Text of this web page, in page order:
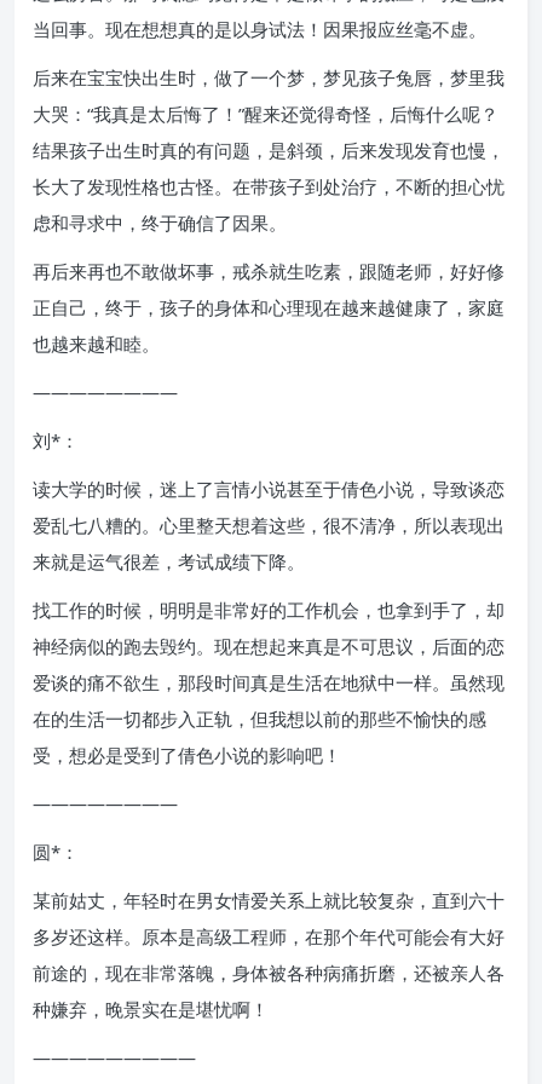
当回事。现在想想真的是以身试法！因果报应丝毫不虚。
后来在宝宝快出生时，做了一个梦，梦见孩子兔唇，梦里我
大哭：“我真是太后悔了！”醒来还觉得奇怪，后悔什么呢？
结果孩子出生时真的有问题，是斜颈，后来发现发育也慢，
长大了发现性格也古怪。在带孩子到处治疗，不断的担心忧
虑和寻求中，终于确信了因果。
再后来再也不敢做坏事，戒杀就生吃素，跟随老师，好好修
正自己，终于，孩子的身体和心理现在越来越健康了，家庭
也越来越和睦。
————————
刘*：
读大学的时候，迷上了言情小说甚至于倩色小说，导致谈恋
爱乱七八糟的。心里整天想着这些，很不清净，所以表现出
来就是运气很差，考试成绩下降。
找工作的时候，明明是非常好的工作机会，也拿到手了，却
神经病似的跑去毁约。现在想起来真是不可思议，后面的恋
爱谈的痛不欲生，那段时间真是生活在地狱中一样。虽然现
在的生活一切都步入正轨，但我想以前的那些不愉快的感
受，想必是受到了倩色小说的影响吧！
————————
圆*：
某前姑丈，年轻时在男女情爱关系上就比较复杂，直到六十
多岁还这样。原本是高级工程师，在那个年代可能会有大好
前途的，现在非常落魄，身体被各种病痛折磨，还被亲人各
种嫌弃，晚景实在是堪忧啊！
—————————